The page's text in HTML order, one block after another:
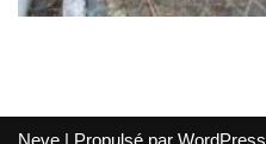
Neve | Propulsé par WordPress